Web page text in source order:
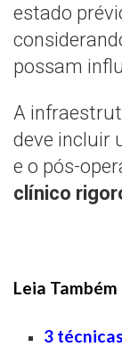
estado
possam
A
deve incluir
e o pós-
clínico
Leia Também
3